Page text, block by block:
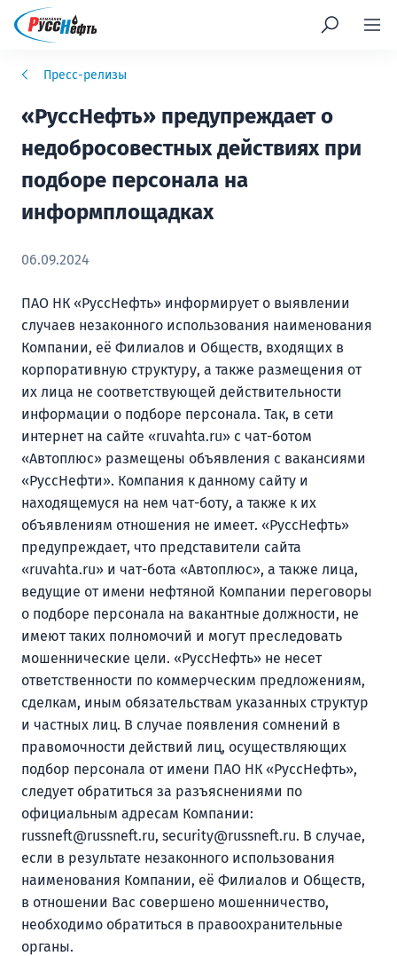
Пресс-релизы
«РуссНефть» предупреждает о
недобросовестных действиях при
подборе персонала на
информплощадках
06.09.2024
ПАО НК «РуссНефть» информирует о выявлении
случаев незаконного использования наименования
Компании, её Филиалов и Обществ, входящих в
корпоративную структуру, а также размещения от
их лица не соответствующей действительности
информации о подборе персонала. Так, в сети
интернет на сайте «ruvahta.ru» с чат-ботом
«Автоплюс» размещены объявления с вакансиями
«РуссНефти». Компания к данному сайту и
находящемуся на нем чат-боту, а также к их
объявлениям отношения не имеет. «РуссНефть»
предупреждает, что представители сайта
«ruvahta.ru» и чат-бота «Автоплюс», а также лица,
ведущие от имени нефтяной Компании переговоры
о подборе персонала на вакантные должности, не
имеют таких полномочий и могут преследовать
мошеннические цели. «РуссНефть» не несет
ответственности по коммерческим предложениям,
сделкам, иным обязательствам указанных структур
и частных лиц. В случае появления сомнений в
правомочности действий лиц, осуществляющих
подбор персонала от имени ПАО НК «РуссНефть»,
следует обратиться за разъяснениями по
официальным адресам Компании:
russneft@russneft.ru, security@russneft.ru. В случае,
если в результате незаконного использования
наименования Компании, её Филиалов и Обществ,
в отношении Вас совершено мошенничество,
необходимо обратиться в правоохранительные
органы.